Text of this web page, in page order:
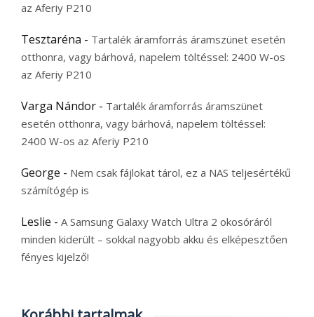
az Aferiy P210
Tesztaréna - Tartalék áramforrás áramszünet esetén
otthonra, vagy bárhová, napelem töltéssel: 2400 W-os
az Aferiy P210
Varga Nándor - Tartalék áramforrás áramszünet
esetén otthonra, vagy bárhová, napelem töltéssel:
2400 W-os az Aferiy P210
George - Nem csak fájlokat tárol, ez a NAS teljesértékű
számítógép is
Leslie - A Samsung Galaxy Watch Ultra 2 okosóráról
minden kiderült – sokkal nagyobb akku és elképesztően
fényes kijelző!